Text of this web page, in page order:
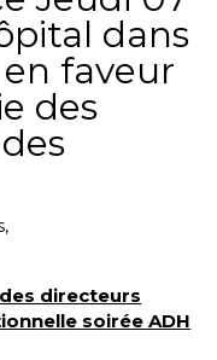
dans
en faveur
des
directeurs
soirée ADH